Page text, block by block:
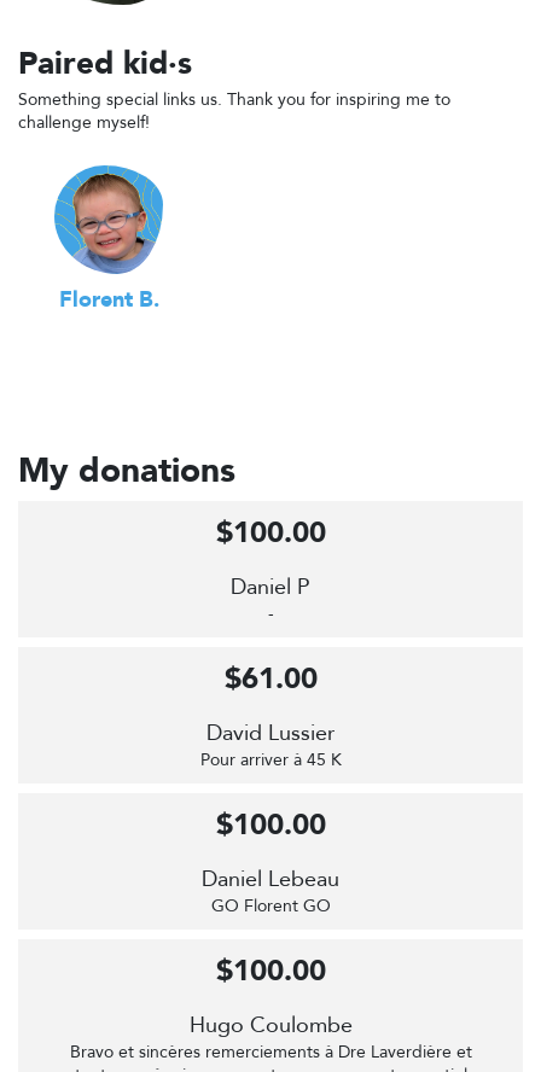
Paired kid·s
Something special links us. Thank you for inspiring me to
challenge myself!
Florent B.
My donations
Daniel P
-
$100.00
David Lussier
Pour arriver à 45 K
$61.00
Daniel Lebeau
GO Florent GO
$100.00
Hugo Coulombe
Bravo et sincères remerciements à Dre Laverdière et
$100.00